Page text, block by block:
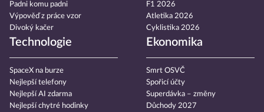
Padni komu padni
Výpověď z práce vzor
Divoký kačer
F1 2026
Atletika 2026
Cyklistika 2026
Technologie
SpaceX na burze
Nejlepší telefony
Nejlepší AI zdarma
Nejlepší chytré hodinky
Ekonomika
Smrt OSVČ
Spořicí účty
Superdávka – změny
Důchody 2027